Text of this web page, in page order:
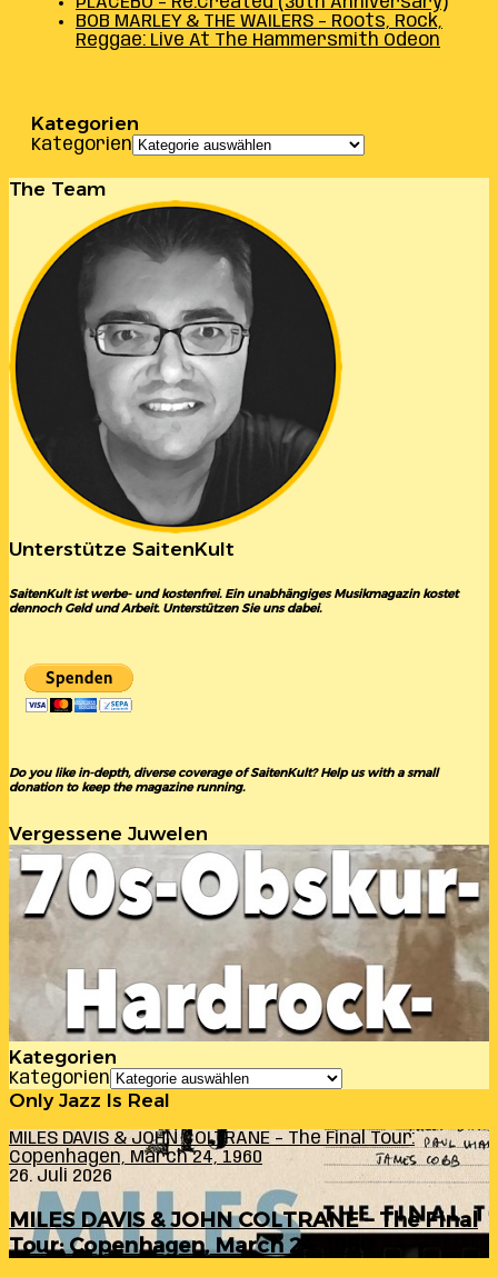
BOB MARLEY & THE WAILERS – Roots, Rock,
Reggae: Live At The Hammersmith Odeon
Kategorien
Kategorien
The Team
Unterstütze SaitenKult
SaitenKult ist werbe- und kostenfrei. Ein unabhängiges Musikmagazin kostet
dennoch Geld und Arbeit. Unterstützen Sie uns dabei.
Do you like in-depth, diverse coverage of SaitenKult? Help us with a small
donation to keep the magazine running.
Vergessene Juwelen
Kategorien
Kategorien
Only Jazz Is Real
MILES DAVIS & JOHN COLTRANE – The Final Tour:
Copenhagen, March 24, 1960
26. Juli 2026
MILES DAVIS & JOHN COLTRANE – The Final
Tour: Copenhagen, March 24, 1960